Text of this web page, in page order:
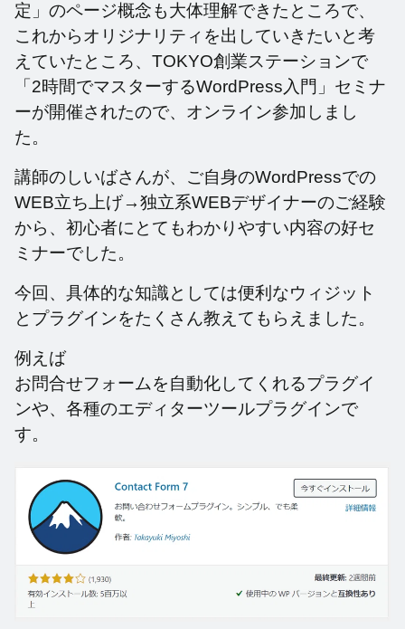
定」のページ概念も大体理解できたところで、
これからオリジナリティを出していきたいと考
えていたところ、TOKYO創業ステーションで
「2時間でマスターするWordPress入門」セミナ
ーが開催されたので、オンライン参加しまし
た。
講師のしいばさんが、ご自身のWordPressでの
WEB立ち上げ→独立系WEBデザイナーのご経験
から、初心者にとてもわかりやすい内容の好セ
ミナーでした。
今回、具体的な知識としては便利なウィジット
とプラグインをたくさん教えてもらえました。
例えば
お問合せフォームを自動化してくれるプラグイ
ンや、各種のエディターツールプラグインで
す。